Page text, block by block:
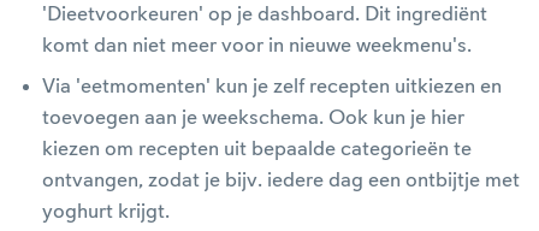
'Dieetvoorkeuren' op je dashboard. Dit ingrediënt
komt dan niet meer voor in nieuwe weekmenu's.
Via 'eetmomenten' kun je zelf recepten uitkiezen en
toevoegen aan je weekschema. Ook kun je hier
kiezen om recepten uit bepaalde categorieën te
ontvangen, zodat je bijv. iedere dag een ontbijtje met
yoghurt krijgt.